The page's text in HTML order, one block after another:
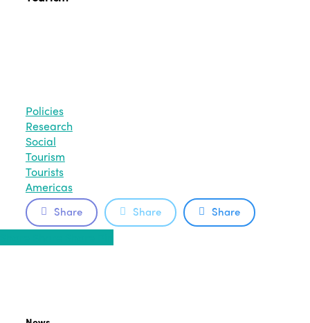
Policies
Research
Social
Tourism
Tourists
Americas
Share Share Share